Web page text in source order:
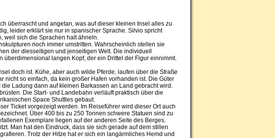
überrascht und angetan, was auf dieser kleinen Insel alles zu
leider erklärt sie nur in spanischer Sprache. Silvio spricht
weil sich die Sprachen halt ähneln.
noch immer umstritten. Wahrscheinlich stellen sie
der diesseitigen und jenseitigen Welt. Die individuell
langen Kopf, der ein Drittel der Figur einnimmt.
doch ist. Kühe, aber auch wilde Pferde, laufen über die Straße
nicht so einfach, da kein großer Hafen vorhanden ist. Die Güter
Ladung dann auf kleinen Barkassen an Land gebracht wird.
Die Start- und Landebahn verläuft praktisch über die
Space Shuttles gebaut.
Ticket vorgezeigt werden. Im Reiseführer wird dieser Ort auch
Über 400 bis zu 250 Tonnen schwere Statuen sind zu
Exemplare liegen auf der anderen Seite des Berges.
Man hat den Eindruck, dass sie sich gerade auf dem stillen
Trotz der Hitze hat er sich ein langärmliches Hemd und